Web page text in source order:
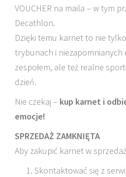
VOUCHER na maila – w tym
Decathlon.
Dzięki temu karnet to nie
trybunach i niezapomnianych
zespołem, ale też realne
dzień.
Nie czekaj – kup karnet i
emocje!
SPRZEDAŻ ZAMKNIĘTA
Aby zakupić karnet w
Skontaktować się z